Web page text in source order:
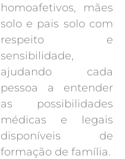
homoafetivos, mães
solo e pais solo com
respeito e
sensibilidade,
ajudando cada
pessoa a entender
as possibilidades
médicas e legais
disponíveis de
formação de família.